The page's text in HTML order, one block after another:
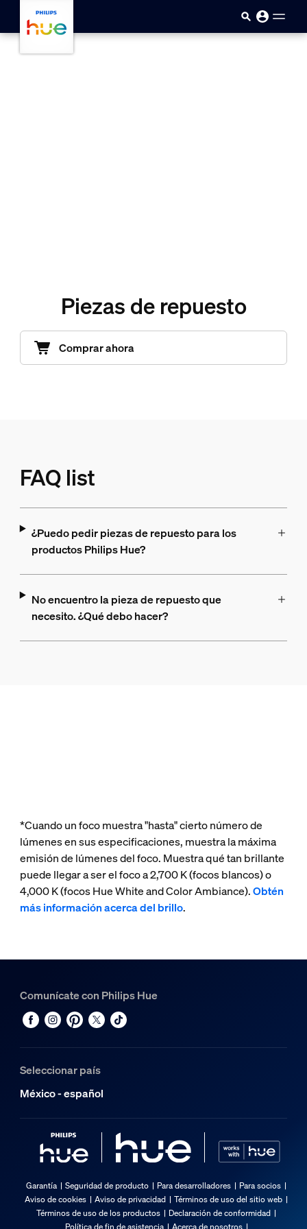
Piezas de repuesto
Comprar ahora
FAQ list
¿Puedo pedir piezas de repuesto para los
productos Philips Hue?
No encuentro la pieza de repuesto que
necesito. ¿Qué debo hacer?
*Cuando un foco muestra "hasta" cierto número de
lúmenes en sus especificaciones, muestra la máxima
emisión de lúmenes del foco. Muestra qué tan brillante
puede llegar a ser el foco a 2,700 K (focos blancos) o
4,000 K (focos Hue White and Color Ambiance).Obtén
más información acerca del brillo.
Comunícate con Philips Hue
Seleccionar país
México - español
Garantía Seguridad de producto Para desarrolladores
Para socios
Aviso de cookies
Aviso de privacidad
Términos de uso del sitio web
Términos de uso de los productos
Declaración de conformidad
Política de fin de asistencia
Acerca de nosotros